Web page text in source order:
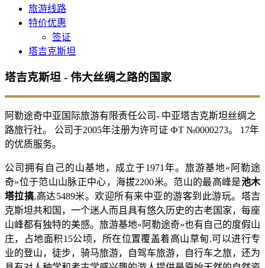
旅游线路
特价优惠
签证
塔吉克斯坦
塔吉克斯坦 - 伟大丝绸之路的国家
阿勒途奇中亚国际旅游有限责任公司- 中亚塔吉克斯坦丝绸之
路旅行社。 公司于2005年注册为许可证 ФТ №0000273。 17年
的优质服务。
公司拥有自己的山基地，成立于1971年。旅游基地«阿勒途
奇»位于范山山脉正中心，海拔2200米。范山的最高峰是池木
塔拉搞,高达5489米。欢迎所有来中亚的游客到此游玩。塔吉
克斯坦共和国，一个迷人而且具有悠久历史的古老国家，每座
山峰都有独特的美感。旅游基地«阿勒途奇»也有自己的度假山
庄，占地面积15公顷，所在位置覆盖着高山草甸.可以进行专
业的登山，徒步，骑马旅游，自驾车旅游，自行车之旅，还为